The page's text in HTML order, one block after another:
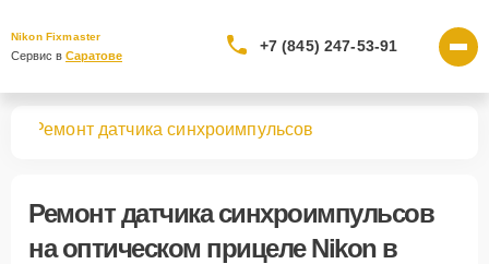
Nikon Fixmaster
Сервис в Саратове
+7 (845) 247-53-91
Ремонт датчика синхроимпульсов
Ремонт датчика синхроимпульсов
на оптическом прицеле Nikon в